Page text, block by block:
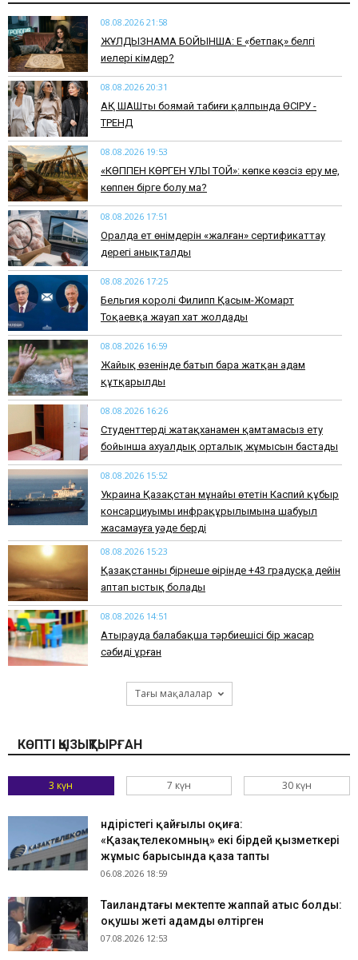
08.08.2026 21:58
ЖҰЛДЫЗНАМА БОЙЫНША: Ең «бетпақ» белгі
иелері кімдер?
08.08.2026 20:31
АҚ ШАШты боямай табиғи қалпында ӨСІРУ -
ТРЕНД
08.08.2026 19:53
​«КӨППЕН КӨРГЕН ҰЛЫ ТОЙ»: көпке көзсіз еру ме,
көппен бірге болу ма?
08.08.2026 17:51
Оралда ет өнімдерін «жалған» сертификаттау
дерегі анықталды
08.08.2026 17:25
Бельгия королі Филипп Қасым-Жомарт
Тоқаевқа жауап хат жолдады
08.08.2026 16:59
Жайық өзенінде батып бара жатқан адам
құтқарылды
08.08.2026 16:26
Студенттерді жатақханамен қамтамасыз ету
бойынша ахуалдық орталық жұмысын бастады
08.08.2026 15:52
Украина Қазақстан мұнайы өтетін Каспий құбыр
консарциуымы инфрақұрылымына шабуыл
жасамауға уәде берді
08.08.2026 15:23
Қазақстанның бірнеше өңірінде +43 градусқа дейін
аптап ыстық болады
08.08.2026 14:51
Атырауда балабақша тәрбиешісі бір жасар
сәбиді ұрған
Тағы мақалалар
КӨПТІ ҚЫЗЫҚТЫРҒАН
3 күн 7 күн 30 күн
Өндірістегі қайғылы оқиға:
«Қазақтелекомның» екі бірдей қызметкері
жұмыс барысында қаза тапты
06.08.2026 18:59
Таиландтағы мектепте жаппай атыс болды:
оқушы жеті адамды өлтірген
07.08.2026 12:53